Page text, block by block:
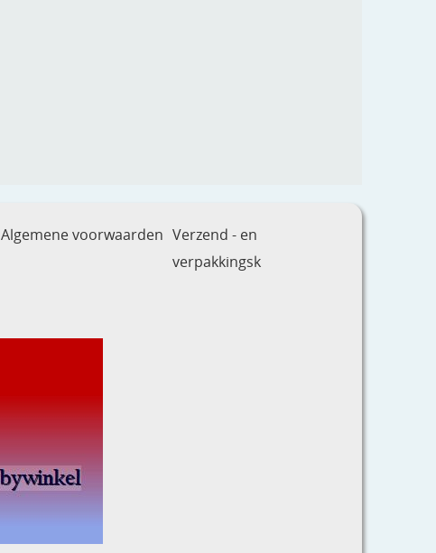
Algemene voorwaarden Verzend - en
verpakkingsk